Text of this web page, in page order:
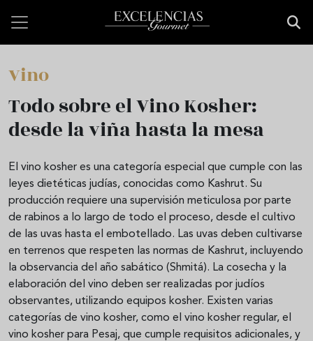
Vino
Todo sobre el Vino Kosher:
desde la viña hasta la mesa
El vino kosher es una categoría especial que cumple con las
leyes dietéticas judías, conocidas como Kashrut. Su
producción requiere una supervisión meticulosa por parte
de rabinos a lo largo de todo el proceso, desde el cultivo
de las uvas hasta el embotellado. Las uvas deben cultivarse
en terrenos que respeten las normas de Kashrut, incluyendo
la observancia del año sabático (Shmitá). La cosecha y la
elaboración del vino deben ser realizadas por judíos
observantes, utilizando equipos kosher. Existen varias
categorías de vino kosher, como el vino kosher regular, el
vino kosher para Pesaj, que cumple requisitos adicionales, y